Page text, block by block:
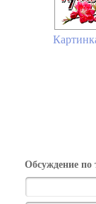
Обсуждение по